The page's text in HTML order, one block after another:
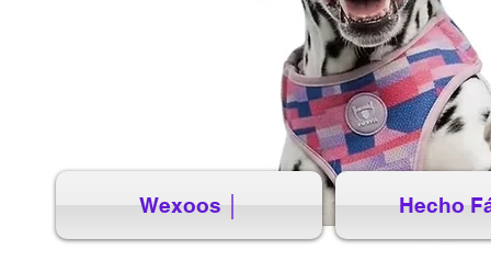
Wexoos │ Hecho